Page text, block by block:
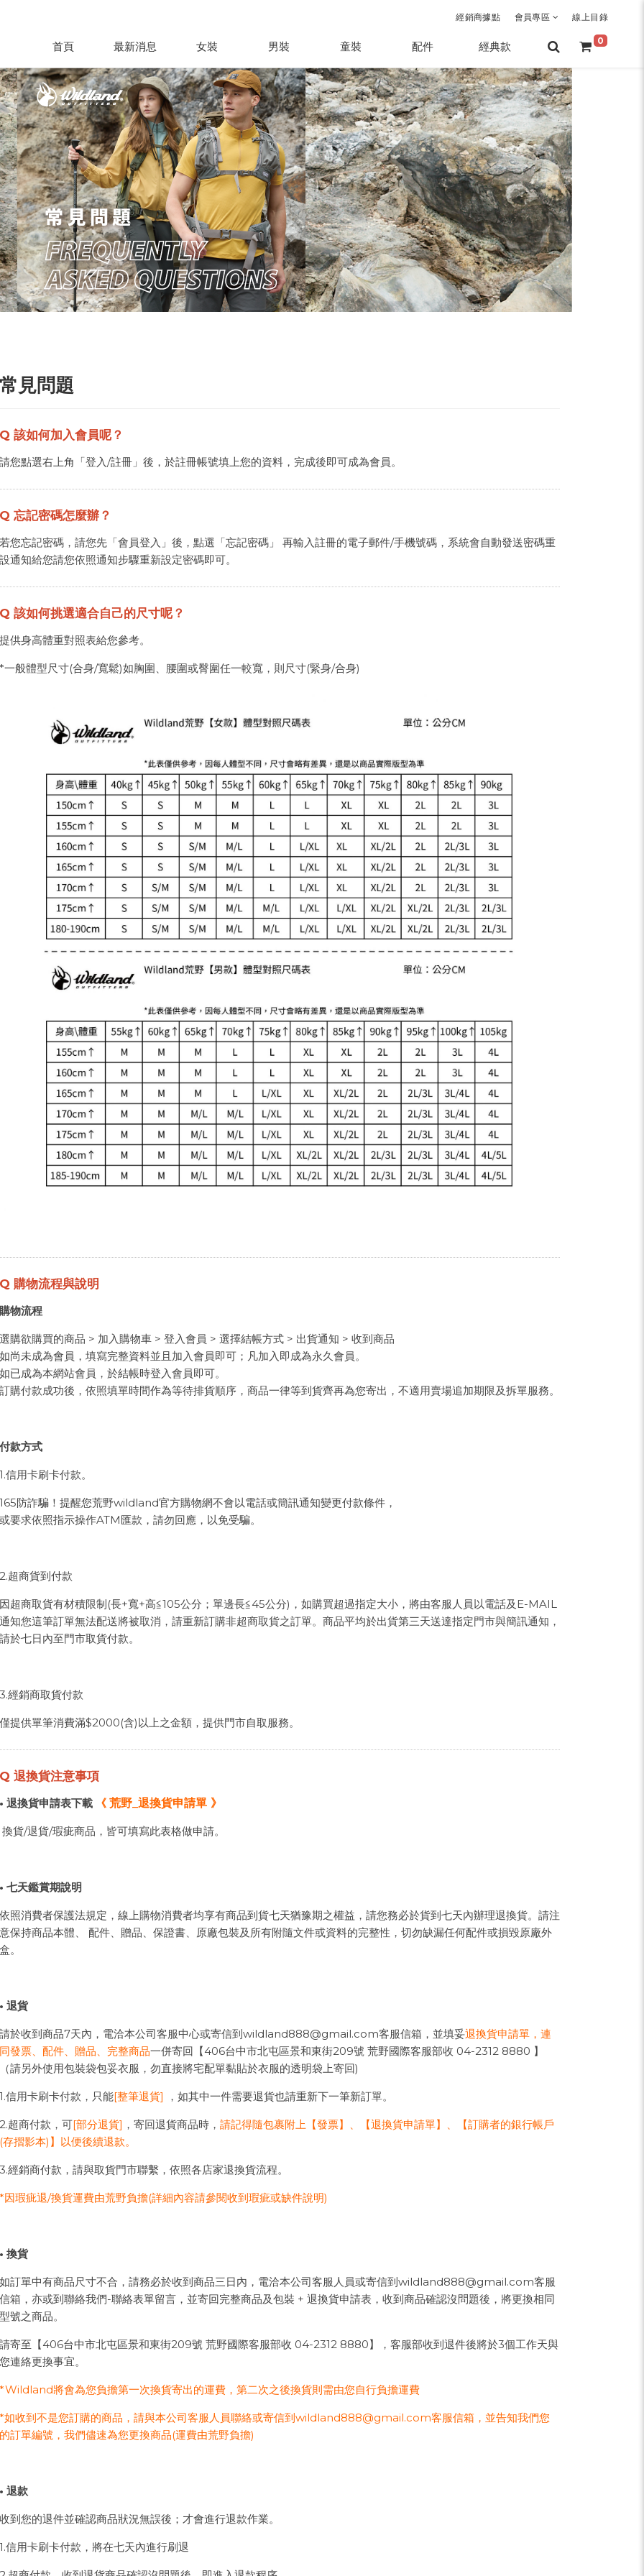
經銷商據點 會員專區 線上目錄
0
首頁 最新消息 女裝 男裝 童裝 配件 經典款
常見問題
Q 該如何加入會員呢？
請您點選右上角「登入/註冊」後，於註冊帳號填上您的資料，完成後即可成為會員。
Q 忘記密碼怎麼辦？
若您忘記密碼，請您先「會員登入」後，點選「忘記密碼」 再輸入註冊的電子郵件/手機號碼，系統會自動發送密碼重
設通知給您請您依照通知步驟重新設定密碼即可。
Q 該如何挑選適合自己的尺寸呢？
提供身高體重對照表給您參考。
*一般體型尺寸(合身/寬鬆)如胸圍、腰圍或臀圍任一較寬，則尺寸(緊身/合身)
Q 購物流程與說明
購物流程
選購欲購買的商品 > 加入購物車 > 登入會員 > 選擇結帳方式 > 出貨通知 > 收到商品
如尚未成為會員，填寫完整資料並且加入會員即可；凡加入即成為永久會員。
如已成為本網站會員，於結帳時登入會員即可。
訂購付款成功後，依照填單時間作為等待排貨順序，商品一律等到貨齊再為您寄出，不適用賣場追加期限及拆單服務。
付款方式
1.信用卡刷卡付款。
165防詐騙！提醒您荒野wildland官方購物網不會以電話或簡訊通知變更付款條件，
或要求依照指示操作ATM匯款，請勿回應，以免受騙。
2.超商貨到付款
因超商取貨有材積限制(長+寬+高≦105公分；單邊長≦45公分)，如購買超過指定大小，將由客服人員以電話及E-MAIL
通知您這筆訂單無法配送將被取消，請重新訂購非超商取貨之訂單。商品平均於出貨第三天送達指定門市與簡訊通知，
請於七日內至門市取貨付款。
3.經銷商取貨付款
僅提供單筆消費滿$2000(含)以上之金額，提供門市自取服務。
Q 退換貨注意事項
• 退換貨申請表下載 《 荒野_退換貨申請單 》
換貨/退貨/瑕疵商品，皆可填寫此表格做申請。
• 七天鑑賞期說明
依照消費者保護法規定，線上購物消費者均享有商品到貨七天猶豫期之權益，請您務必於貨到七天內辦理退換貨。請注
意保持商品本體、 配件、贈品、保證書、原廠包裝及所有附隨文件或資料的完整性，切勿缺漏任何配件或損毀原廠外
盒。
• 退貨
請於收到商品7天內，電洽本公司客服中心或寄信到wildland888@gmail.com客服信箱，並填妥退換貨申請單，連
同發票、配件、贈品、完整商品一併寄回【406台中市北屯區景和東街209號 荒野國際客服部收 04-2312 8880 】
（請另外使用包裝袋包妥衣服，勿直接將宅配單黏貼於衣服的透明袋上寄回)
1.信用卡刷卡付款，只能[整筆退貨] ，如其中一件需要退貨也請重新下一筆新訂單。
2.超商付款，可[部分退貨] ，寄回退貨商品時， 請記得隨包裹附上【發票】、【退換貨申請單】、【訂購者的銀行帳戶
(存摺影本)】以便後續退款。
3.經銷商付款，請與取貨門市聯繫，依照各店家退換貨流程。
*因瑕疵退/換貨運費由荒野負擔(詳細內容請參閱收到瑕疵或缺件說明)
• 換貨
如訂單中有商品尺寸不合，請務必於收到商品三日內，電洽本公司客服人員或寄信到wildland888@gmail.com客服
信箱，亦或到聯絡我們-聯絡表單留言，並寄回完整商品及包裝 + 退換貨申請表，收到商品確認沒問題後，將更換相同
型號之商品。
請寄至【406台中市北屯區景和東街209號 荒野國際客服部收 04-2312 8880】，客服部收到退件後將於3個工作天與
您連絡更換事宜。
*Wildland將會為您負擔第一次換貨寄出的運費，第二次之後換貨則需由您自行負擔運費
*如收到不是您訂購的商品，請與本公司客服人員聯絡或寄信到wildland888@gmail.com客服信箱，並告知我們您
的訂單編號，我們儘速為您更換商品(運費由荒野負擔)
• 退款
收到您的退件並確認商品狀況無誤後；才會進行退款作業。
1.信用卡刷卡付款，將在七天內進行刷退
真奇喵-雪怪出沒篇
$1,280
M1669
世界真奇喵-徒步冒險篇
$2,580 $1,280
M1670
世界真奇喵-喵吉山露營篇
$2,580 $1,280